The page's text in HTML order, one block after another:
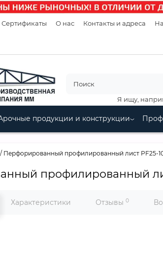
Сертификаты О нас Контакты и адреса
Я ищу,
продукции и конструкции
Перфорированный профилированный лист PF25-
профилированный
Характеристики Отзывы 0